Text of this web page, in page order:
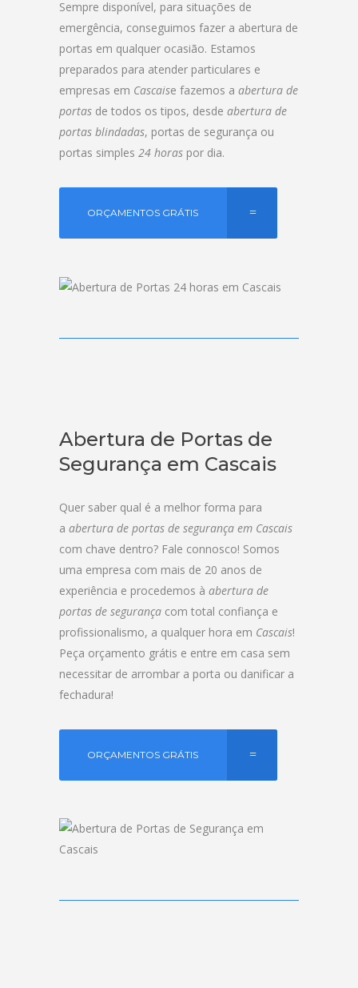
Sempre disponível, para situações de
emergência, conseguimos fazer a abertura de
portas em qualquer ocasião. Estamos
preparados para atender particulares e
empresas em Cascaise fazemos a abertura de
portas de todos os tipos, desde abertura de
portas blindadas, portas de segurança ou
portas simples 24 horas por dia.
ORÇAMENTOS GRÁTIS
Abertura de Portas de
Segurança em Cascais
Quer saber qual é a melhor forma para
a abertura de portas de segurança em Cascais
com chave dentro? Fale connosco! Somos
uma empresa com mais de 20 anos de
experiência e procedemos à abertura de
portas de segurança com total confiança e
profissionalismo, a qualquer hora em Cascais!
Peça orçamento grátis e entre em casa sem
necessitar de arrombar a porta ou danificar a
fechadura!
ORÇAMENTOS GRÁTIS